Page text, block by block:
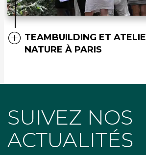
TEAMBUILDING ET
NATURE À PARIS
SUIVEZ NOS
ACTUALITÉS